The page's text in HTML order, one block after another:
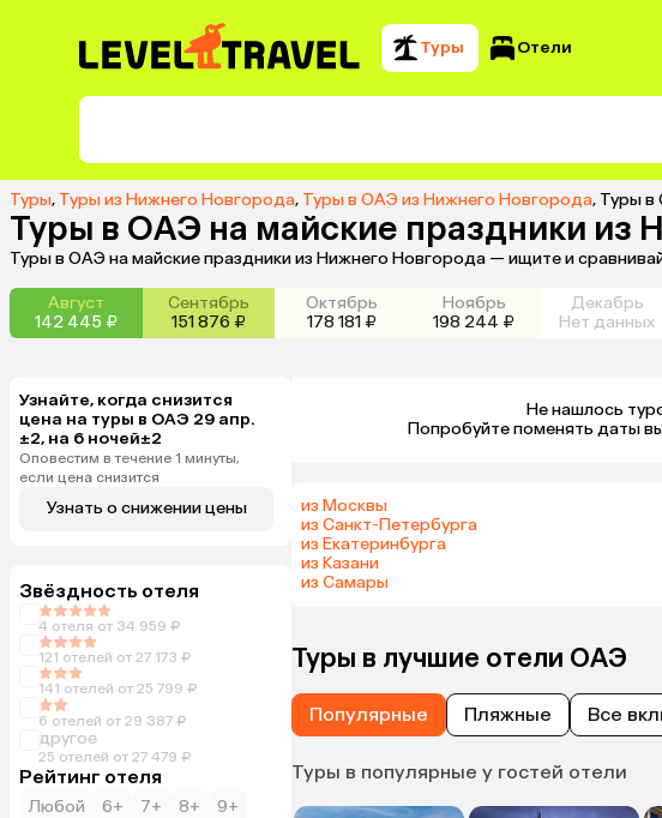
Туры Отели
Туры, Туры из Нижнего Новгорода, Туры в ОАЭ из Нижнего Новгорода, Туры в
Туры в ОАЭ на майские праздники из
Туры в ОАЭ на майские праздники из Нижнего Новгорода — ищите и
Август
142 445 ₽
Сентябрь
151 876 ₽
Октябрь
178 181 ₽
Ноябрь
198 244 ₽
Декабрь
Нет данных
Узнайте, когда снизится
цена на туры в ОАЭ 29 апр.
±2, на 6 ночей±2
Оповестим в течение 1 минуты,
если цена снизится
Узнать о снижении цены
Звёздность отеля
4 отеля от 34 959 ₽
121 отелей от 27 173 ₽
141 отелей от 25 799 ₽
6 отелей от 29 387 ₽
другое
25 отелей от 27 479 ₽
Рейтинг отеля
Любой 6+ 7+ 8+ 9+
Не нашлось
Попробуйте поменять даты
из Москвы
из Санкт-Петербурга
из Екатеринбурга
из Казани
из Самары
Туры в лучшие отели ОАЭ
Популярные Пляжные Все
Туры в популярные у гостей отели